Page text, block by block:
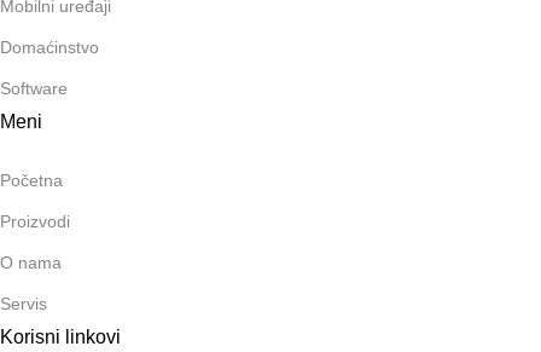
Mobilni uređaji
Domaćinstvo
Software
Meni
Početna
Proizvodi
O nama
Servis
Korisni linkovi